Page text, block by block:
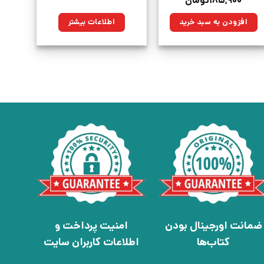
۲۶۰,۰۰۰تومان
بود.
۱۸۵,۹۰۰تومان.افزودن به سبد خرید اطلاعات بیشتر
ضمانت اورجینال بودن
کتاب‌ها
امنیت پرداخت و
اطلاعات کاربران سایت